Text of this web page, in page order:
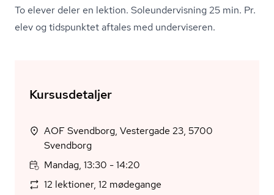
To elever deler en lektion. Sole­un­der­vis­ning 25 min. Pr.
elev og tidspunktet aftales med underviseren.
Kursusdetaljer
AOF Svendborg, Vestergade 23, 5700
Svendborg
Mandag, 13:30 - 14:20
12 lektioner, 12 mødegange